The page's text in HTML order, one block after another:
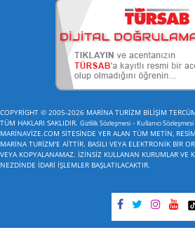
COPYRİGHT © 2005-2026 MARİNA TURİZM BİLİŞİM
TÜM HAKLARI SAKLIDIR. Gizlilik Sözleşmesi - Kullanıcı Sözleşmesi
MARİNAVİZE.COM SİTESİNDE YER ALAN TÜM METİN,
MARİNA TURİZM'E AİTTİR. BASILI VEYA ELEKTRONİK BİR
VEYA KOPYALANAMAZ. İZİNSİZ KULLANAN KURUMLAR VE
NEZDİNDE İDARİ İŞLEMLER BAŞLATILACAKTIR.